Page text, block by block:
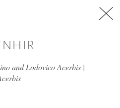
and Lodovico Acerbis |